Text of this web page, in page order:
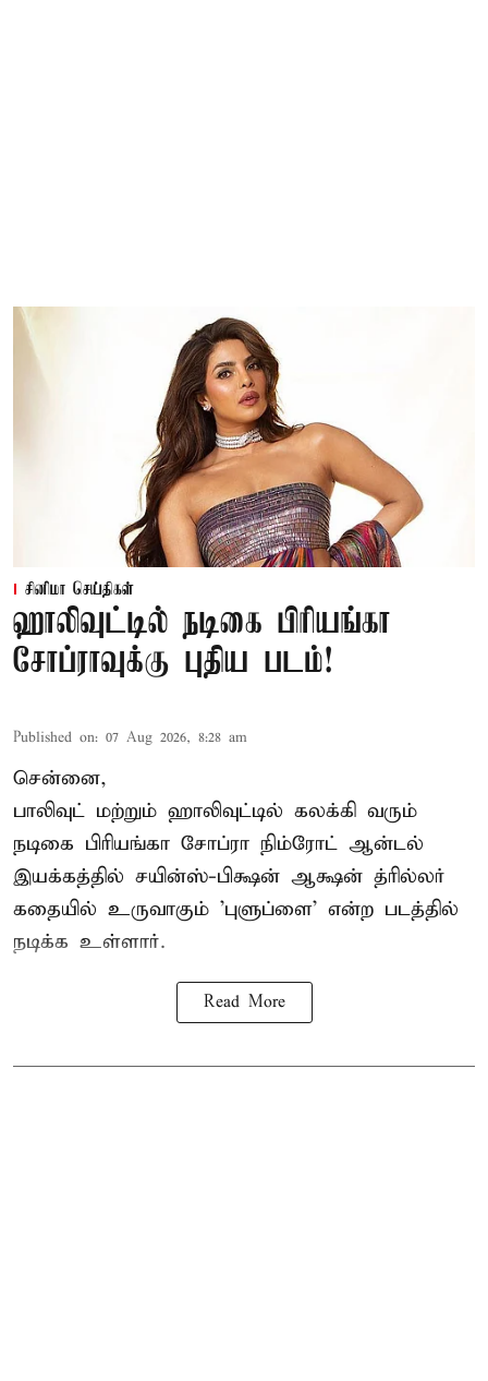
சினிமா செய்திகள்
ஹாலிவுட்டில் நடிகை பிரியங்கா
சோப்ராவுக்கு புதிய படம்!
Published on: 07 Aug 2026, 8:28 am
சென்னை,
பாலிவுட் மற்றும் ஹாலிவுட்டில் கலக்கி வரும்
நடிகை பிரியங்கா சோப்ரா நிம்ரோட் ஆன்டல்
இயக்கத்தில் சயின்ஸ்-பிக்ஷன் ஆக்ஷன் த்ரில்லர்
கதையில் உருவாகும் 'புளுப்ளை' என்ற படத்தில்
நடிக்க உள்ளார்.
Read More